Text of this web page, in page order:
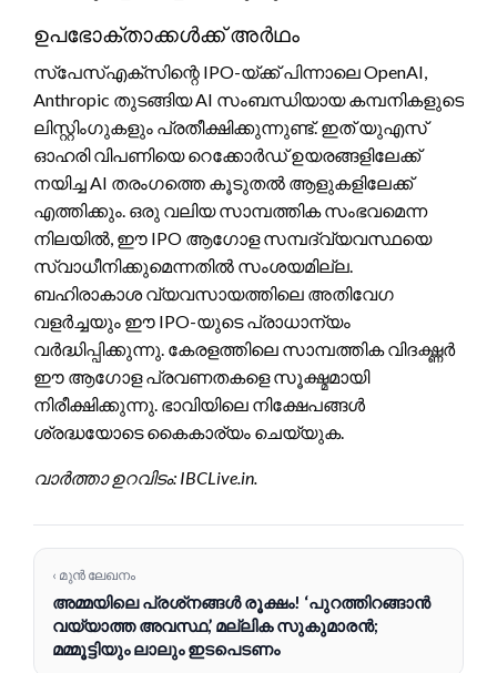
ഉപഭോക്താക്കൾക്ക് അർഥം
സ്പേസ്എക്സിന്റെ IPO-യ്ക്ക് പിന്നാലെ OpenAI,
Anthropic തുടങ്ങിയ AI സംബന്ധിയായ കമ്പനികളുടെ
ലിസ്റ്റിംഗുകളും പ്രതീക്ഷിക്കുന്നുണ്ട്. ഇത് യുഎസ്
ഓഹരി വിപണിയെ റെക്കോർഡ് ഉയരങ്ങളിലേക്ക്
നയിച്ച AI തരംഗത്തെ കൂടുതൽ ആളുകളിലേക്ക്
എത്തിക്കും. ഒരു വലിയ സാമ്പത്തിക സംഭവമെന്ന
നിലയിൽ, ഈ IPO ആഗോള സമ്പദ്‌വ്യവസ്ഥയെ
സ്വാധീനിക്കുമെന്നതിൽ സംശയമില്ല.
ബഹിരാകാശ വ്യവസായത്തിലെ അതിവേഗ
വളർച്ചയും ഈ IPO-യുടെ പ്രാധാന്യം
വർദ്ധിപ്പിക്കുന്നു. കേരളത്തിലെ സാമ്പത്തിക വിദഗ്ദ്ധർ
ഈ ആഗോള പ്രവണതകളെ സൂക്ഷ്മമായി
നിരീക്ഷിക്കുന്നു. ഭാവിയിലെ നിക്ഷേപങ്ങൾ
ശ്രദ്ധയോടെ കൈകാര്യം ചെയ്യുക.
വാർത്താ ഉറവിടം: IBCLive.in.
‹ മുൻ ലേഖനം
അമ്മയിലെ പ്രശ്‌നങ്ങൾ രൂക്ഷം! ‘പുറത്തിറങ്ങാൻ
വയ്യാത്ത അവസ്ഥ,’ മല്ലിക സുകുമാരൻ;
മമ്മൂട്ടിയും ലാലും ഇടപെടണം